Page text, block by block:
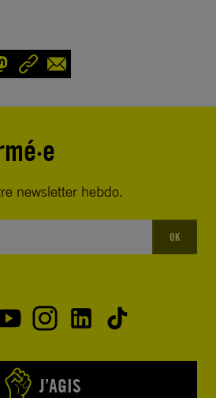
newsletter hebdo.
OK
J’AGIS